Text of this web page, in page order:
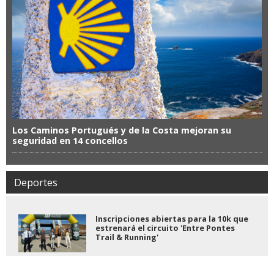
Los Caminos Portugués y de la Costa mejoran su
seguridad en 14 concellos
Deportes
Inscripciones abiertas para la 10k que
estrenará el circuito 'Entre Pontes
Trail & Running'